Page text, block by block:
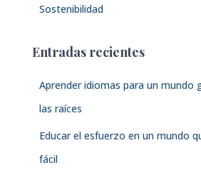
Sostenibilidad
Entradas recientes
Aprender idiomas para un mundo
las raíces
Educar el esfuerzo en un mundo
fácil